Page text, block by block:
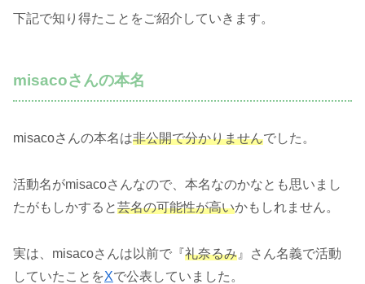
下記で知り得たことをご紹介していきます。
misacoさんの本名
misacoさんの本名は非公開で分かりませんでした。
活動名がmisacoさんなので、本名なのかなとも思いまし
たがもしかすると芸名の可能性が高いかもしれません。
実は、misacoさんは以前で『礼奈るみ 』さん名義で活動
していたことをXで公表していました。